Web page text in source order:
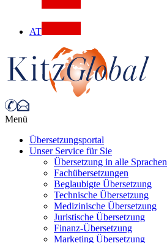
AT
Menü
Übersetzungsportal
Unser Service für Sie
Übersetzung in alle Sprachen
Fachübersetzungen
Beglaubigte Übersetzung
Technische Übersetzung
Medizinische Übersetzung
Juristische Übersetzung
Finanz-Übersetzung
Marketing Übersetzung